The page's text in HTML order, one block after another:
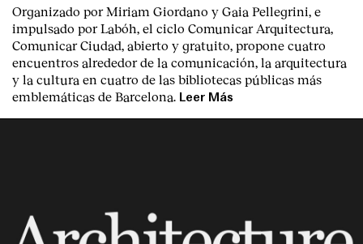
Organizado por Miriam Giordano y Gaia Pellegrini, e
impulsado por Labóh, el ciclo Comunicar Arquitectura,
Comunicar Ciudad, abierto y gratuito, propone cuatro
encuentros alrededor de la comunicación, la arquitectura
y la cultura en cuatro de las bibliotecas públicas más
emblemáticas de Barcelona. Leer Más